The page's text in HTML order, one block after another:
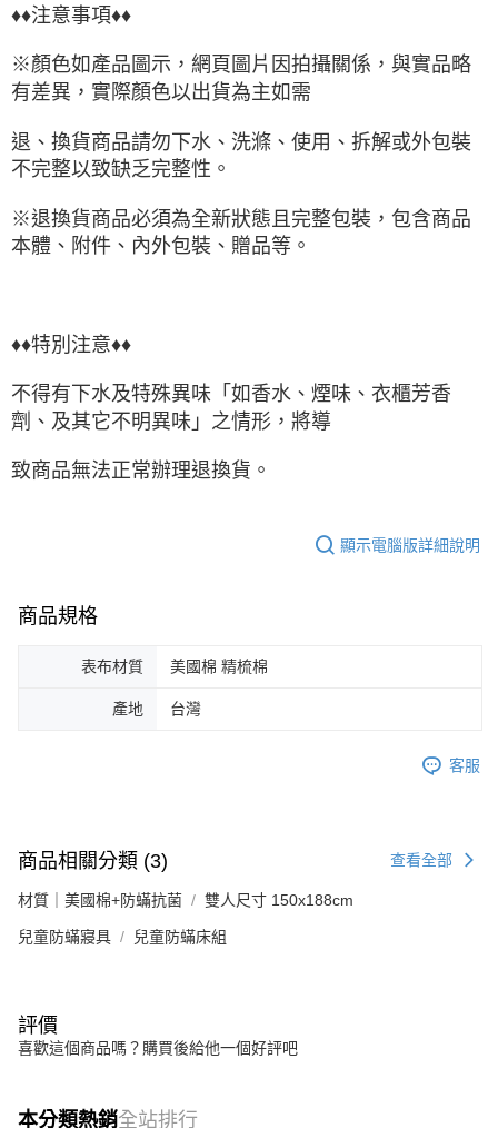
♦♦注意事項♦♦
※顏色如產品圖示，網頁圖片因拍攝關係，與實品略
有差異，實際顏色以出貨為主如需
退、換貨商品請勿下水、洗滌、使用、拆解或外包裝
不完整以致缺乏完整性。
※退換貨商品必須為全新狀態且完整包裝，包含商品
本體、附件、內外包裝、贈品等。
♦♦特別注意♦♦
不得有下水及特殊異味「如香水、煙味、衣櫃芳香
劑、及其它不明異味」之情形，將導
致商品無法正常辦理退換貨。
顯示電腦版詳細說明
商品規格
表布材質 美國棉 精梳棉
產地 台灣
客服
商品相關分類 (3) 查看全部
材質｜美國棉+防蟎抗菌 雙人尺寸 150x188cm
兒童防蟎寢具 兒童防蟎床組
評價
喜歡這個商品嗎？購買後給他一個好評吧
本分類熱銷全站排行